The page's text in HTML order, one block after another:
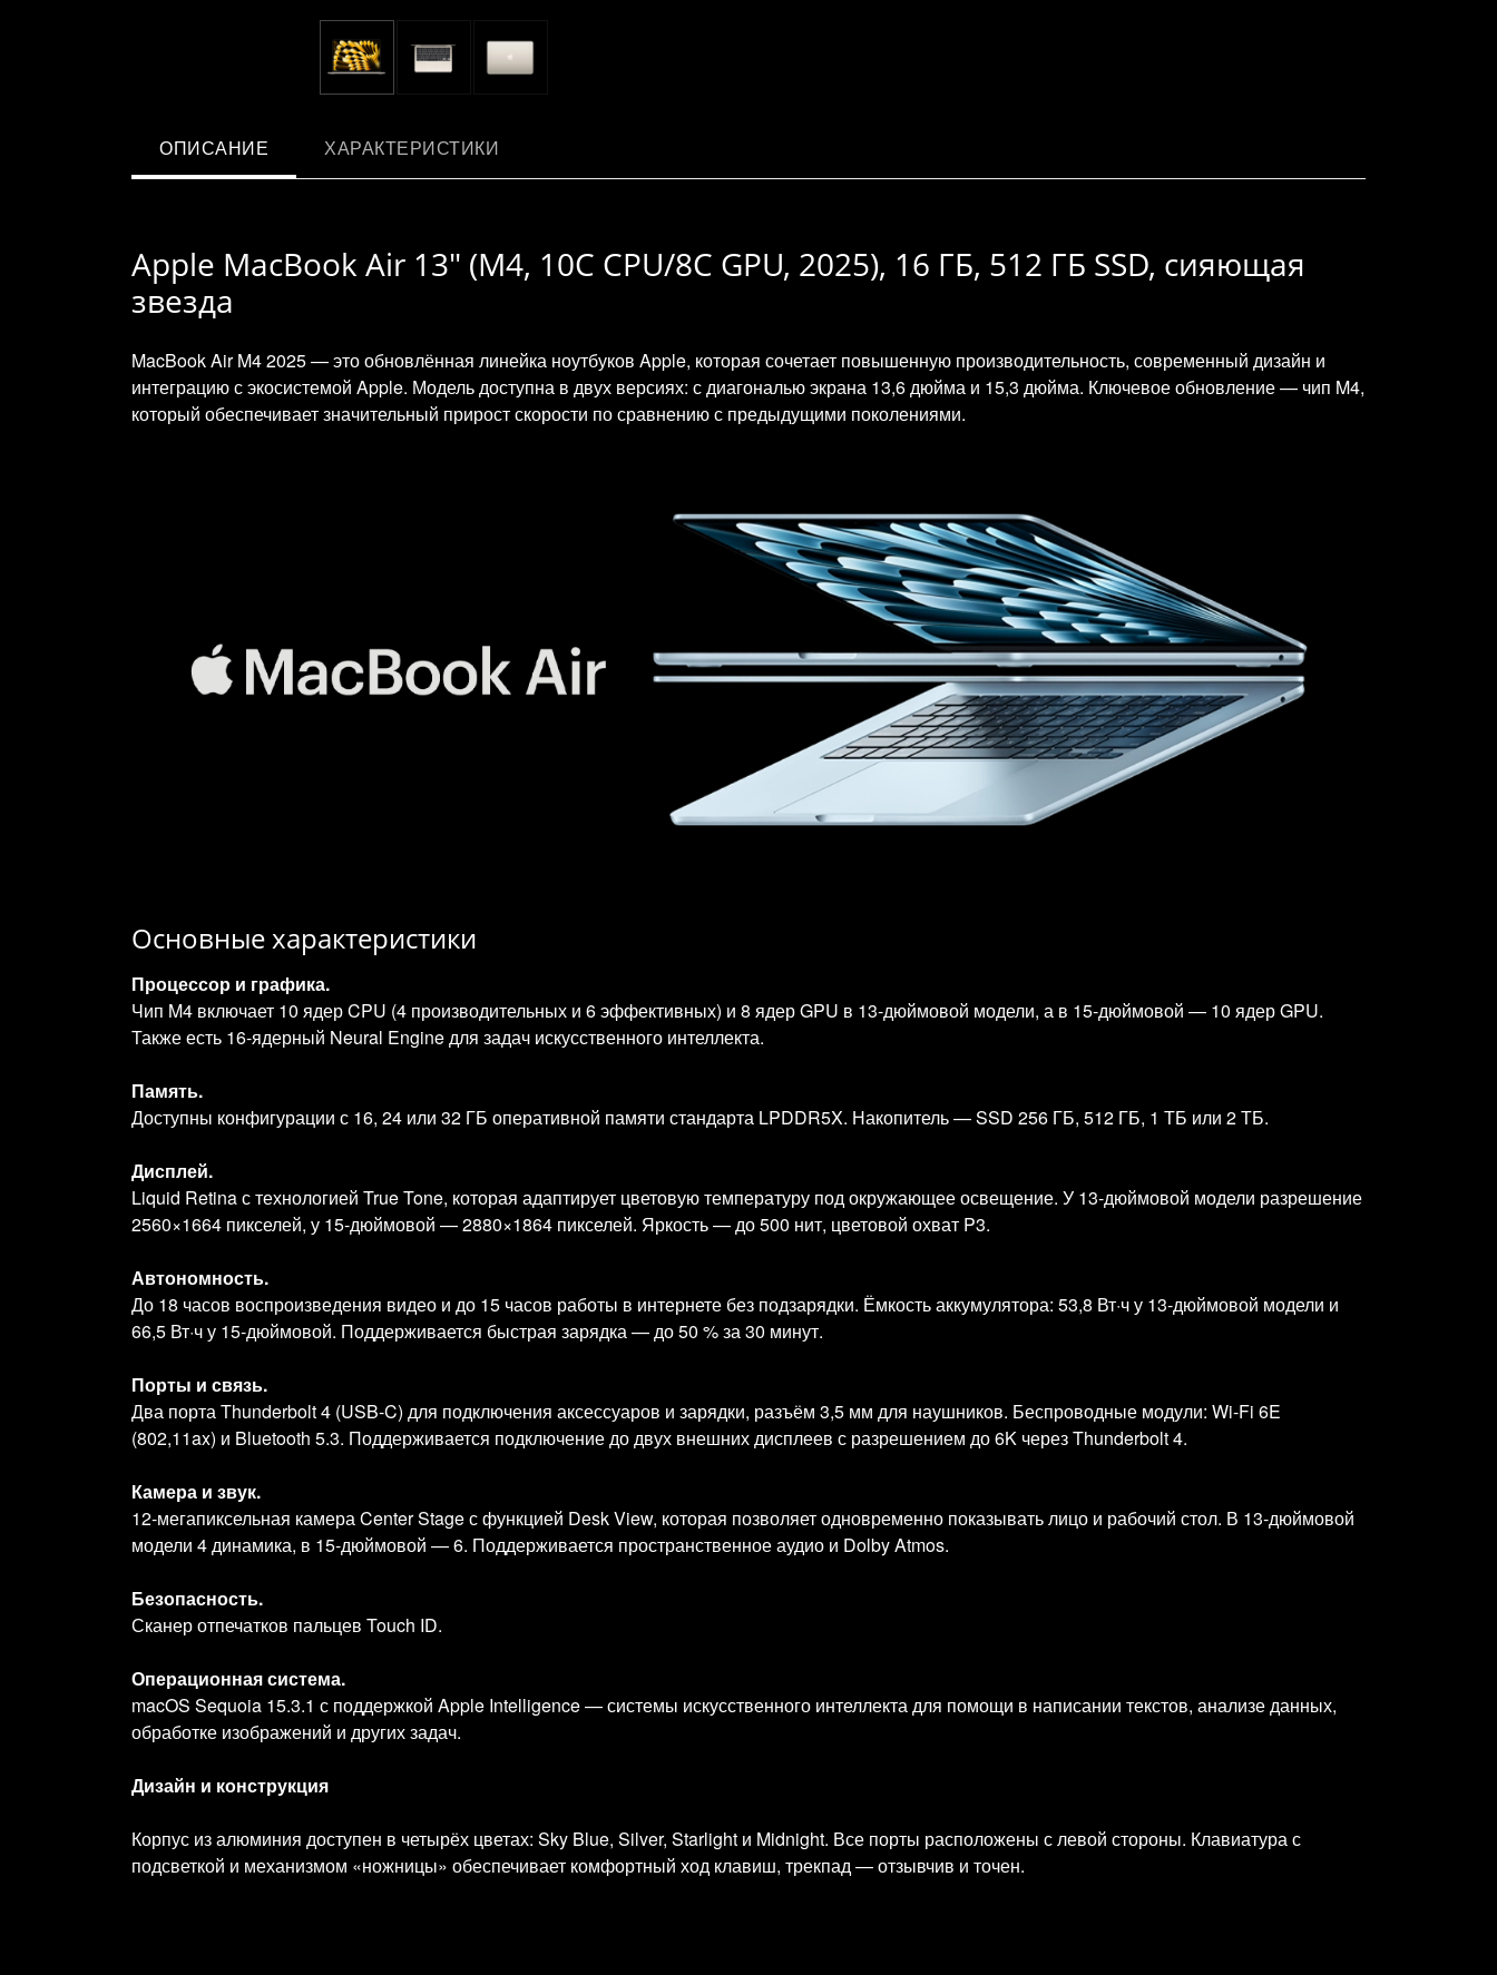
ОПИСАНИЕ ХАРАКТЕРИСТИКИ
Apple MacBook Air 13" (M4, 10C CPU/8C GPU, 2025), 16 ГБ, 512 ГБ SSD, сияющая
звезда
MacBook Air M4 2025 — это обновлённая линейка ноутбуков Apple, которая сочетает повышенную производительность, современный дизайн и
интеграцию с экосистемой Apple. Модель доступна в двух версиях: с диагональю экрана 13,6 дюйма и 15,3 дюйма. Ключевое обновление — чип M4,
который обеспечивает значительный прирост скорости по сравнению с предыдущими поколениями.
Основные характеристики
Процессор и графика.
Чип M4 включает 10 ядер CPU (4 производительных и 6 эффективных) и 8 ядер GPU в 13‑дюймовой модели, а в 15‑дюймовой — 10 ядер GPU.
Также есть 16‑ядерный Neural Engine для задач искусственного интеллекта.
Память.
Доступны конфигурации с 16, 24 или 32 ГБ оперативной памяти стандарта LPDDR5X. Накопитель — SSD 256 ГБ, 512 ГБ, 1 ТБ или 2 ТБ.
Дисплей.
Liquid Retina с технологией True Tone, которая адаптирует цветовую температуру под окружающее освещение. У 13‑дюймовой модели разрешение
2560×1664 пикселей, у 15‑дюймовой — 2880×1864 пикселей. Яркость — до 500 нит, цветовой охват P3.
Автономность.
До 18 часов воспроизведения видео и до 15 часов работы в интернете без подзарядки. Ёмкость аккумулятора: 53,8 Вт·ч у 13‑дюймовой модели и
66,5 Вт·ч у 15‑дюймовой. Поддерживается быстрая зарядка — до 50 % за 30 минут.
Порты и связь.
Два порта Thunderbolt 4 (USB‑C) для подключения аксессуаров и зарядки, разъём 3,5 мм для наушников. Беспроводные модули: Wi‑Fi 6E
(802,11ax) и Bluetooth 5.3. Поддерживается подключение до двух внешних дисплеев с разрешением до 6K через Thunderbolt 4.
Камера и звук.
12‑мегапиксельная камера Center Stage с функцией Desk View, которая позволяет одновременно показывать лицо и рабочий стол. В 13‑дюймовой
модели 4 динамика, в 15‑дюймовой — 6. Поддерживается пространственное аудио и Dolby Atmos.
Безопасность.
Сканер отпечатков пальцев Touch ID.
Операционная система.
macOS Sequoia 15.3.1 с поддержкой Apple Intelligence — системы искусственного интеллекта для помощи в написании текстов, анализе данных,
обработке изображений и других задач.
Дизайн и конструкция
Корпус из алюминия доступен в четырёх цветах: Sky Blue, Silver, Starlight и Midnight. Все порты расположены с левой стороны. Клавиатура с
подсветкой и механизмом «ножницы» обеспечивает комфортный ход клавиш, трекпад — отзывчив и точен.